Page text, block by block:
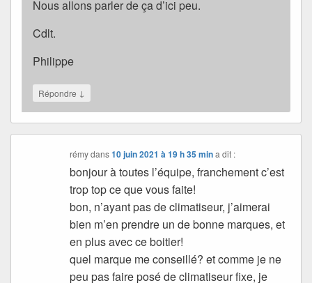
Nous allons parler de ça d’ici peu.
Cdlt.
Philippe
Répondre ↓
rémydans10 juin 2021 à 19 h 35 min a dit :
bonjour à toutes l’équipe, franchement c’est
trop top ce que vous faite!
bon, n’ayant pas de climatiseur, j’aimerai
bien m’en prendre un de bonne marques, et
en plus avec ce boitier!
quel marque me conseillé? et comme je ne
peu pas faire posé de climatiseur fixe, je